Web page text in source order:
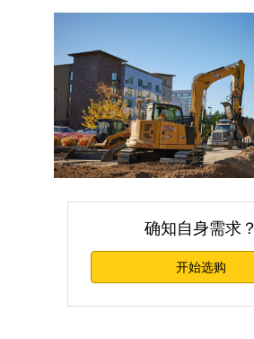
确知自身需求？
开始选购